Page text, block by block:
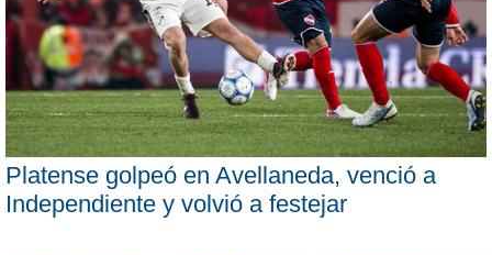
Platense golpeó en Avellaneda, venció a
Independiente y volvió a festejar